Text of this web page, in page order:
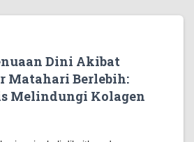
Dini Akibat
Matahari Berlebih:
Melindungi Kolagen